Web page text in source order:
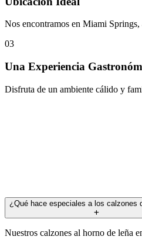
Nos encontramos en Miami
03
Una Experiencia
Disfruta de un ambiente cálido y
¿Qué hace especiales a los calzones
Nuestros calzones al horno de leña